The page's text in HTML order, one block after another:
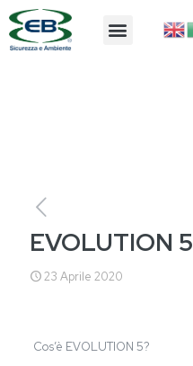
EVOLUTION 5
23 Aprile 2020
Cos’è EVOLUTION 5?